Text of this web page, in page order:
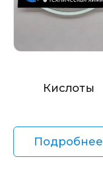
Кислоты
Подробнее